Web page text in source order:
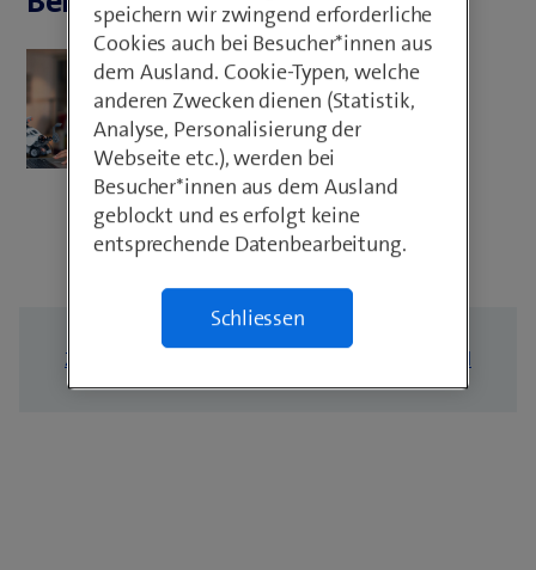
Tips & Tricks
Berufswahl
Zur Übersicht Zum nächsten Profil
speichern wir zwingend erforderliche
Cookies auch bei Besucher*innen aus
dem Ausland. Cookie-Typen, welche
anderen Zwecken dienen (Statistik,
Analyse, Personalisierung der
Webseite etc.), werden bei
Besucher*innen aus dem Ausland
geblockt und es erfolgt keine
entsprechende Datenbearbeitung.
Schliessen